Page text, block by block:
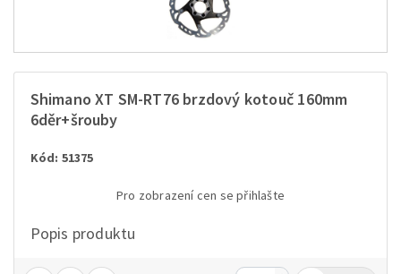
Shimano XT SM-RT76 brzdový kotouč 160mm
6děr+šrouby
Kód: 51375
Pro zobrazení cen se přihlašte
Popis produktu